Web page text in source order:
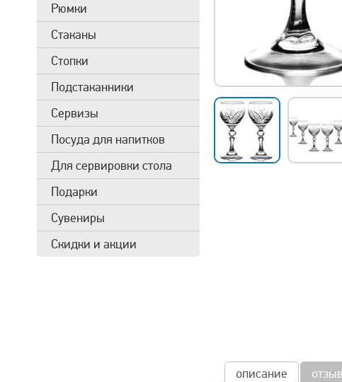
Рюмки
Стаканы
Стопки
Подстаканники
Сервизы
Посуда для напитков
Для сервировки стола
Подарки
Сувениры
Скидки и акции
описание